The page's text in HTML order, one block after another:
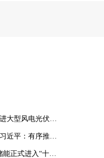
通道规划建设，加快重点行业清洁能源替代
力外送通道规划建设，加快重点行业清洁能源替代
时间 虚拟电厂与绿电直连成热点